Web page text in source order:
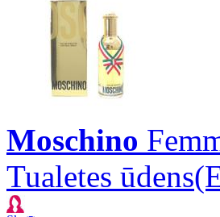
Moschino
Tualetes